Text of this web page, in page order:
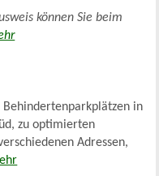
können Sie beim
Behindertenparkplätzen in
zu optimierten
Adressen,